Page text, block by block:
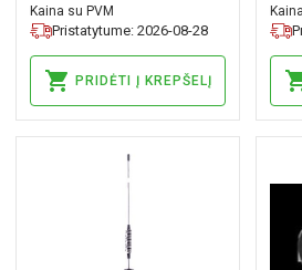
Kaina su PVM
Pristatytume: 2026-08-28
PRIDĖTI Į KREPŠELĮ